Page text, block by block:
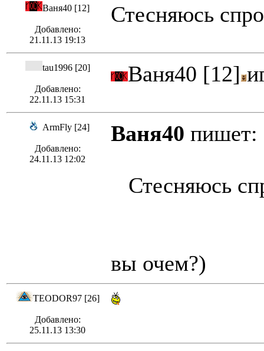
Ваня40 [12]
Добавлено:
21.11.13 19:13
Стесняюсь
tau1996 [20]
Добавлено:
22.11.13 15:31
Ваня40 [12]
ArmFly [24]
Добавлено:
24.11.13 12:02
Ваня40 пишет:
Стесняюсь
вы очем?)
TEODOR97 [26]
Добавлено:
25.11.13 13:30